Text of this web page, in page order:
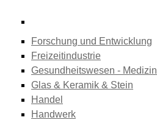
Forschung und Entwicklung
Freizeitindustrie
Gesundheitswesen - Medizin
Glas & Keramik & Stein
Handel
Handwerk